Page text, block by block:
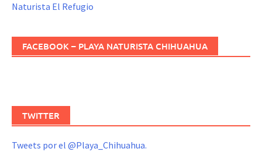
Naturista El Refugio
FACEBOOK – PLAYA NATURISTA CHIHUAHUA
TWITTER
Tweets por el @Playa_Chihuahua.